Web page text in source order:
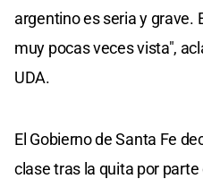
argentino es seria y grave.
muy pocas veces vista",
UDA.
El Gobierno de Santa Fe
clase tras la quita por